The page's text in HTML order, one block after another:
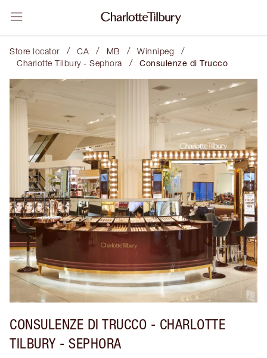
Store locator / CA / MB / Winnipeg /
Charlotte Tilbury - Sephora / Consulenze di Trucco
CONSULENZE DI TRUCCO - CHARLOTTE
TILBURY - SEPHORA